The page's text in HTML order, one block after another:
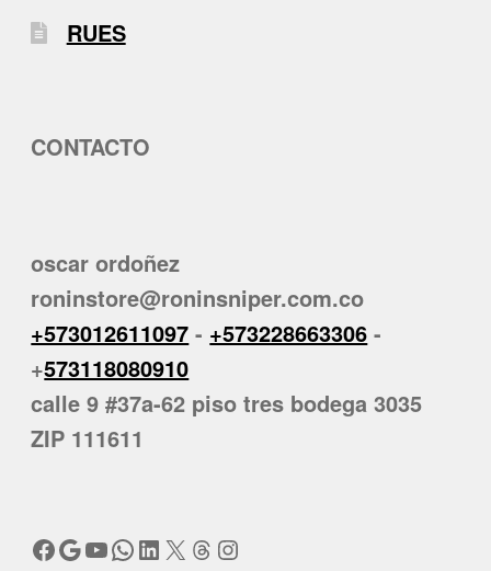
RUES
CONTACTO
oscar ordoñez
roninstore@roninsniper.com.co
+573012611097 - +573228663306 -
+573118080910
calle 9 #37a-62 piso tres bodega 3035
ZIP 111611
Facebook
Google
YouTube
WhatsApp
LinkedIn
X Threads
Instagram